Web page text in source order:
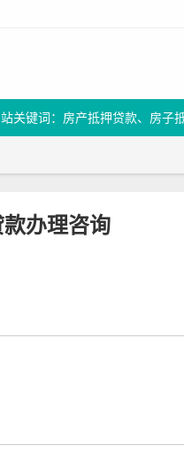
关键词：房产抵押贷款、房子
办理咨询